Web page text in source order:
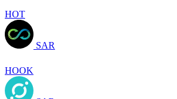
HOT
SAR
HOOK